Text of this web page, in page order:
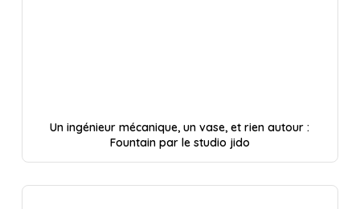
Un ingénieur mécanique, un vase, et rien autour :
Fountain par le studio jido